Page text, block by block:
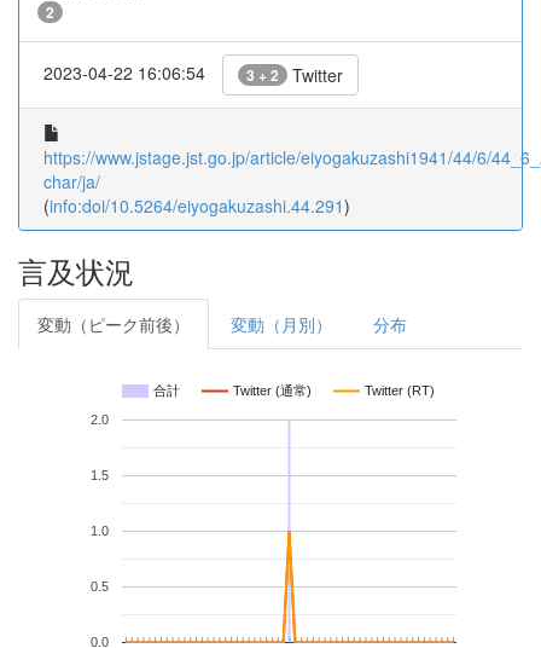
2
2023-04-22 16:06:54 3 + 2 Twitter
https://www.jstage.jst.go.jp/article/eiyogakuzashi1941/44/6/
char/ja/
(info:doi/10.5264/eiyogakuzashi.44.291)
言及状況
変動（ピーク前後） 変動（月別） 分布
合計 Twitter (通常) Twitter (RT)
0.0
0.5
1.0
1.5
2.0